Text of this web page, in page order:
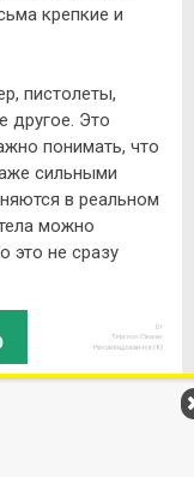
крепкие и
пистолеты,
другое. Это
понимать, что
сильными
в реальном
можно
это не сразу